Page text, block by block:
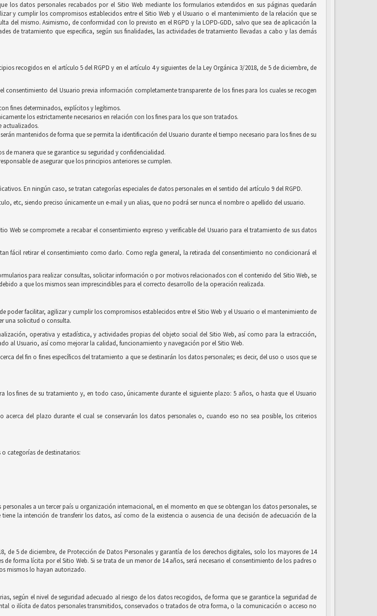
los datos personales recabados por el Sitio Web mediante los formularios extendidos en sus páginas quedarán
y cumplir los compromisos establecidos entre el Sitio Web y el Usuario o el mantenimiento de la relación que se
del mismo. Asimismo, de conformidad con lo previsto en el RGPD y la LOPD-GDD, salvo que sea de aplicación la
de tratamiento que especifica, según sus finalidades, las actividades de tratamiento llevadas a cabo y las demás
recogidos en el artículo 5 del RGPD y en el artículo 4 y siguientes de la Ley Orgánica 3/2018, de 5 de diciembre, de
del Usuario previa información completamente transparente de los fines para los cuales se recogen
fines determinados, explícitos y legítimos.
los estrictamente necesarios en relación con los fines para los que son tratados.
actualizados.
mantenidos de forma que se permita la identificación del Usuario durante el tiempo necesario para los fines de su
manera que se garantice su seguridad y confidencialidad.
de asegurar que los principios anteriores se cumplen.
En ningún caso, se tratan categorías especiales de datos personales en el sentido del artículo 9 del RGPD.
etc, siendo preciso únicamente un e-mail y un alias, que no podrá ser nunca el nombre o apellido del usuario.
Web se compromete a recabar el consentimiento expreso y verificable del Usuario para el tratamiento de sus datos
fácil retirar el consentimiento como darlo. Como regla general, la retirada del consentimiento no condicionará el
para realizar consultas, solicitar información o por motivos relacionados con el contenido del Sitio Web, se
a que los mismos sean imprescindibles para el correcto desarrollo de la operación realizada.
poder facilitar, agilizar y cumplir los compromisos establecidos entre el Sitio Web y el Usuario o el mantenimiento de
una solicitud o consulta.
operativa y estadística, y actividades propias del objeto social del Sitio Web, así como para la extracción,
al Usuario, así como mejorar la calidad, funcionamiento y navegación por el Sitio Web.
del fin o fines específicos del tratamiento a que se destinarán los datos personales; es decir, del uso o usos que se
los fines de su tratamiento y, en todo caso, únicamente durante el siguiente plazo: 5 años, o hasta que el Usuario
del plazo durante el cual se conservarán los datos personales o, cuando eso no sea posible, los criterios
categorías de destinatarios:
a un tercer país u organización internacional, en el momento en que se obtengan los datos personales, se
la intención de transferir los datos, así como de la existencia o ausencia de una decisión de adecuación de la
de 5 de diciembre, de Protección de Datos Personales y garantía de los derechos digitales, solo los mayores de 14
forma lícita por el Sitio Web. Si se trata de un menor de 14 años, será necesario el consentimiento de los padres o
mismos lo hayan autorizado.
según el nivel de seguridad adecuado al riesgo de los datos recogidos, de forma que se garantice la seguridad de
o ilícita de datos personales transmitidos, conservados o tratados de otra forma, o la comunicación o acceso no